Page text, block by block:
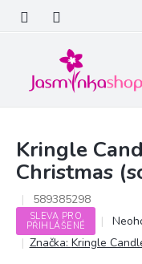
obsah
Kringle
Christmas
589385298
SLEVA PRO
PŘIHLÁŠENÉ
Značka: Kringle